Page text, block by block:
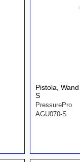
Pistola,
S
PressurePro
AGU070-S